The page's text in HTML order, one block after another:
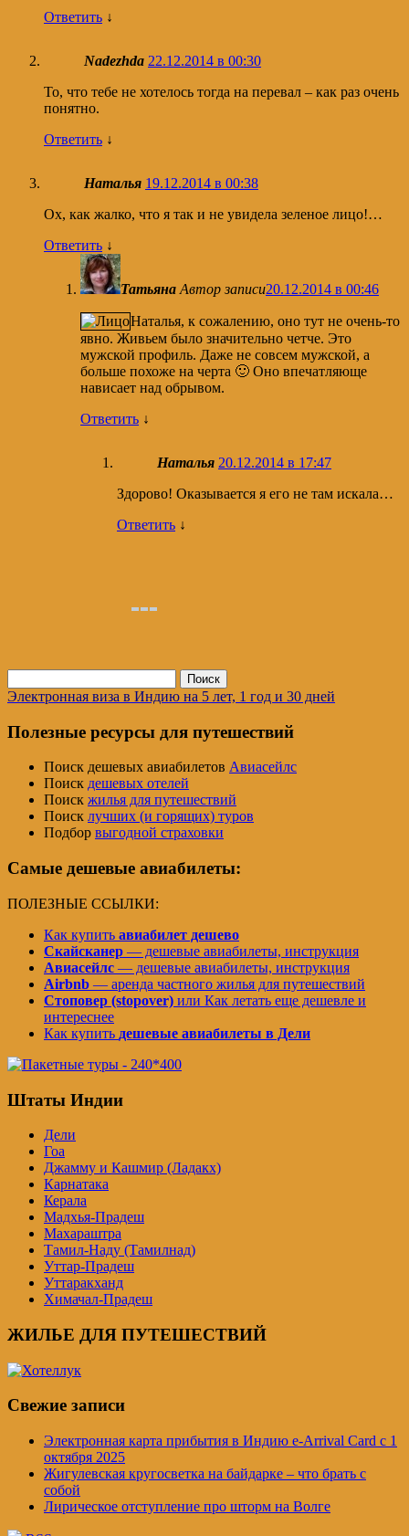
Ответить ↓
Nadezhda 22.12.2014 в 00:30
То, что тебе не хотелось тогда на перевал – как раз очень
понятно.
Ответить ↓
Наталья 19.12.2014 в 00:38
Ох, как жалко, что я так и не увидела зеленое лицо!…
Ответить ↓
Татьяна Автор записи20.12.2014 в 00:46
Наталья, к сожалению, оно тут не очень-то
явно. Живьем было значительно четче. Это
мужской профиль. Даже не совсем мужской, а
больше похоже на черта 🙂 Оно впечатляюще
нависает над обрывом.
Ответить ↓
Наталья 20.12.2014 в 17:47
Здорово! Оказывается я его не там искала…
Ответить ↓
Электронная виза в Индию на 5 лет, 1 год и 30 дней
Полезные ресурсы для путешествий
Поиск дешевых авиабилетов Авиасейлс
Поиск дешевых отелей
Поиск жилья для путешествий
Поиск лучших (и горящих) туров
Подбор выгодной страховки
Самые дешевые авиабилеты:
ПОЛЕЗНЫЕ ССЫЛКИ:
Как купить авиабилет дешево
Скайсканер — дешевые авиабилеты, инструкция
Авиасейлс — дешевые авиабилеты, инструкция
Airbnb — аренда частного жилья для путешествий
Стоповер (stopover) или Как летать еще дешевле и
интереснее
Как купить дешевые авиабилеты в Дели
Штаты Индии
Дели
Гоа
Джамму и Кашмир (Ладакх)
Карнатака
Керала
Мадхья-Прадеш
Махараштра
Тамил-Наду (Тамилнад)
Уттар-Прадеш
Уттаракханд
Химачал-Прадеш
ЖИЛЬЕ ДЛЯ ПУТЕШЕСТВИЙ
Свежие записи
Электронная карта прибытия в Индию e-Arrival Card с 1
октября 2025
Жигулевская кругосветка на байдарке – что брать с
собой
Лирическое отступление про шторм на Волге